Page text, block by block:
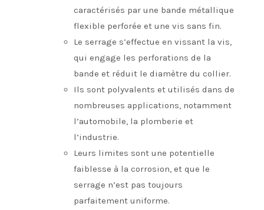
caractérisés par une bande métallique
flexible perforée et une vis sans fin.
Le serrage s’effectue en vissant la vis,
qui engage les perforations de la
bande et réduit le diamètre du collier.
Ils sont polyvalents et utilisés dans de
nombreuses applications, notamment
l’automobile, la plomberie et
l’industrie.
Leurs limites sont une potentielle
faiblesse à la corrosion, et que le
serrage n’est pas toujours
parfaitement uniforme.